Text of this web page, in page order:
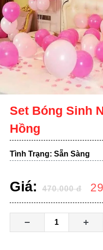
Set Bóng Sinh
Hồng
Tình Trạng: Sẵn Sàng
Giá: 470.000đ